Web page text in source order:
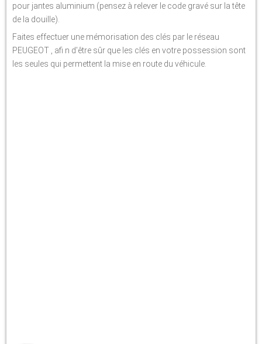
pour jantes aluminium (pensez à relever le code gravé sur la tête
de la douille).
Faites effectuer une mémorisation des clés par le réseau
PEUGEOT , afi n d'être sûr que les clés en votre possession sont
les seules qui permettent la mise en route du véhicule.